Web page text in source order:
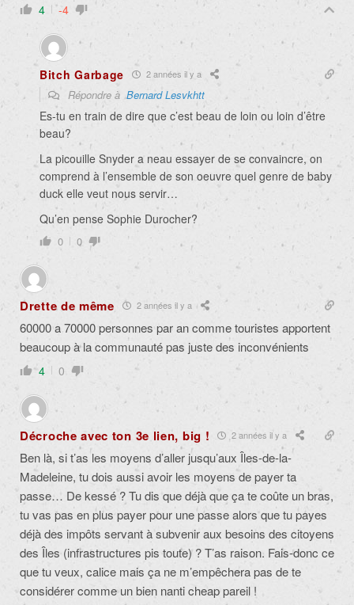
4 -4
Bitch Garbage 2 années il y a
Répondre àBernard Lesvkhtt
Es-tu en train de dire que c’est beau de loin ou loin d’être
beau?
La picouille Snyder a neau essayer de se convaincre, on
comprend à l’ensemble de son oeuvre quel genre de baby
duck elle veut nous servir…
Qu’en pense Sophie Durocher?
0 0
Drette de même 2 années il y a
60000 a 70000 personnes par an comme touristes apportent
beaucoup à la communauté pas juste des inconvénients
4 0
Décroche avec ton 3e lien, big ! 2 années il y a
Ben là, si t’as les moyens d’aller jusqu’aux Îles-de-la-
Madeleine, tu dois aussi avoir les moyens de payer ta
passe… De kessé ? Tu dis que déjà que ça te coûte un bras,
tu vas pas en plus payer pour une passe alors que tu payes
déjà des impôts servant à subvenir aux besoins des citoyens
des Îles (infrastructures pis toute) ? T’as raison. Fais-donc ce
que tu veux, calice mais ça ne m’empêchera pas de te
considérer comme un bien nanti cheap pareil !